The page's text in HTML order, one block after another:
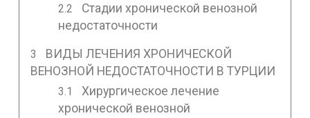
Стадии хронической венозной
недостаточности
ВИДЫ ЛЕЧЕНИЯ ХРОНИЧЕСКОЙ
ВЕНОЗНОЙ НЕДОСТАТОЧНОСТИ В ТУРЦИИ
Хирургическое лечение
хронической венозной